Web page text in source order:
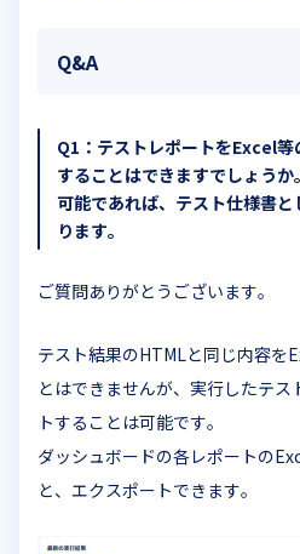
Q&A
Q1：テストレポートをExcel
することはできますでしょうか。
可能であれば、テスト仕様書
ります。
ご質問ありがとうございます。
テスト結果のHTMLと同じ内容を
とはできませんが、実行したテ
トすることは可能です。
ダッシュボードの各レポートの
と、エクスポートできます。